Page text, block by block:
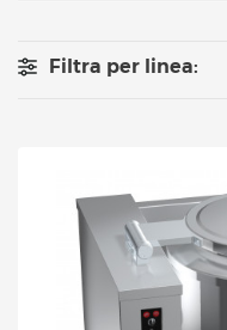
Filtra per linea: